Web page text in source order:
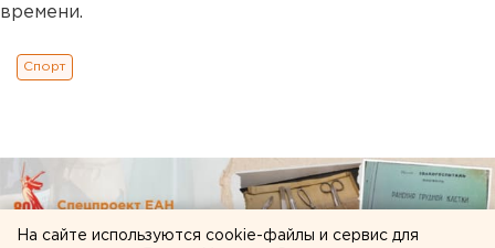
времени.
Спорт
На сайте используются cookie-файлы и сервис для